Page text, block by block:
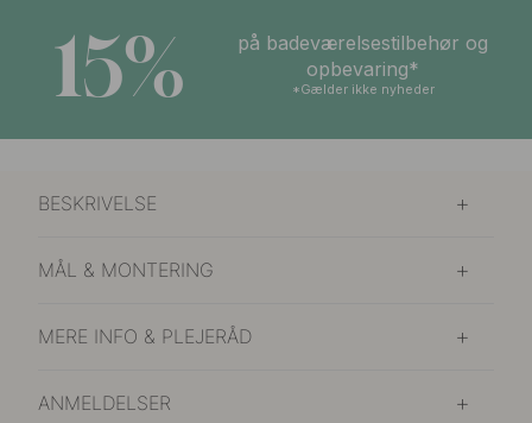
15%
på badeværelsestilbehør og
opbevaring*
*Gælder ikke nyheder
BESKRIVELSE
MÅL & MONTERING
MERE INFO & PLEJERÅD
ANMELDELSER